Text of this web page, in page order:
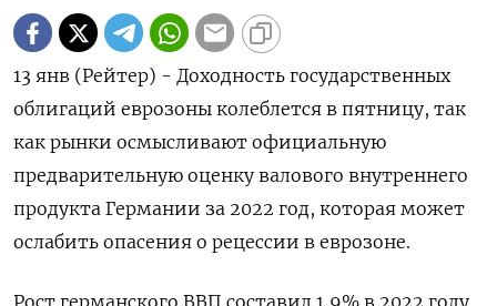
13 янв (Рейтер) - Доходность государственных
облигаций еврозоны колеблется в пятницу, так
как рынки осмысливают официальную
предварительную оценку валового внутреннего
продукта Германии за 2022 год, которая может
ослабить опасения о рецессии в еврозоне.